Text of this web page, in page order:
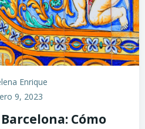
Enrique
9, 2023
Cómo